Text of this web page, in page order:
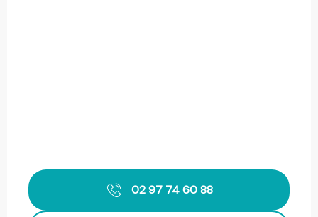
02 97 74 60 88